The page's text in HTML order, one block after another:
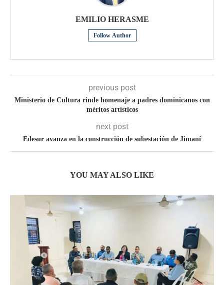
EMILIO HERASME
Follow Author
previous post
Ministerio de Cultura rinde homenaje a padres dominicanos con
méritos artísticos
next post
Edesur avanza en la construcción de subestación de Jimaní
YOU MAY ALSO LIKE